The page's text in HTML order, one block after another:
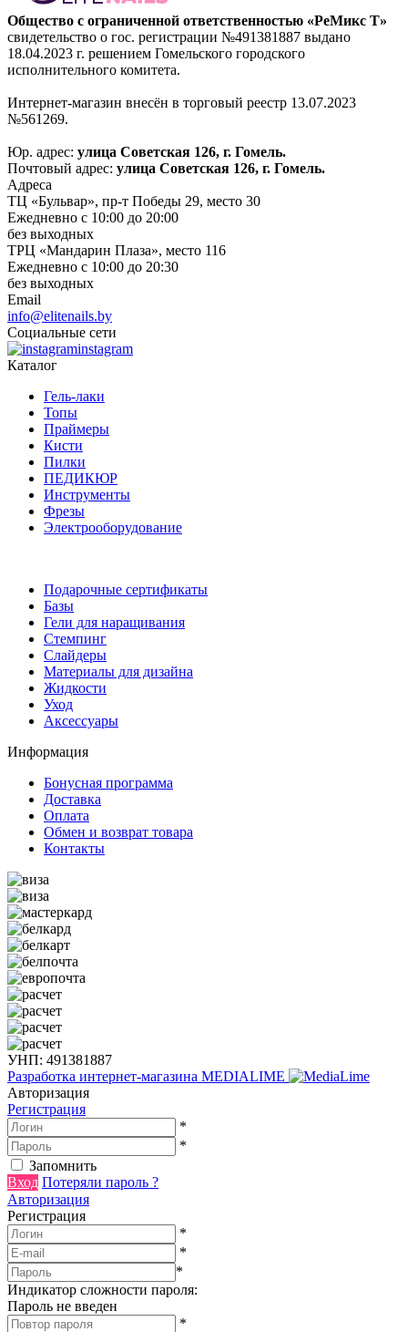
Общество с ограниченной ответственностью «РеМикс Т»
свидетельство о гос. регистрации №491381887 выдано
18.04.2023 г. решением Гомельского городского
исполнительного комитета.
Интернет-магазин внесён в торговый реестр 13.07.2023
№561269.
Юр. адрес: улица Советская 126, г. Гомель.
Почтовый адрес: улица Советская 126, г. Гомель.
Адреса
ТЦ «Бульвар», пр-т Победы 29, место 30
Ежедневно с 10:00 до 20:00
без выходных
ТРЦ «Мандарин Плаза», место 116
Ежедневно с 10:00 до 20:30
без выходных
Email
info@elitenails.by
Социальные сети
instagram
Каталог
Гель-лаки
Топы
Праймеры
Кисти
Пилки
ПЕДИКЮР
Инструменты
Фрезы
Электрооборудование
Подарочные сертификаты
Базы
Гели для наращивания
Стемпинг
Слайдеры
Материалы для дизайна
Жидкости
Уход
Аксессуары
Информация
Бонусная программа
Доставка
Оплата
Обмен и возврат товара
Контакты
УНП: 491381887
Разработка интернет-магазина MEDIALIME
Авторизация
Регистрация
*
*
Запомнить
Вход Потеряли пароль ?
Авторизация
Регистрация
*
*
*
Индикатор сложности пароля:
Пароль не введен
*